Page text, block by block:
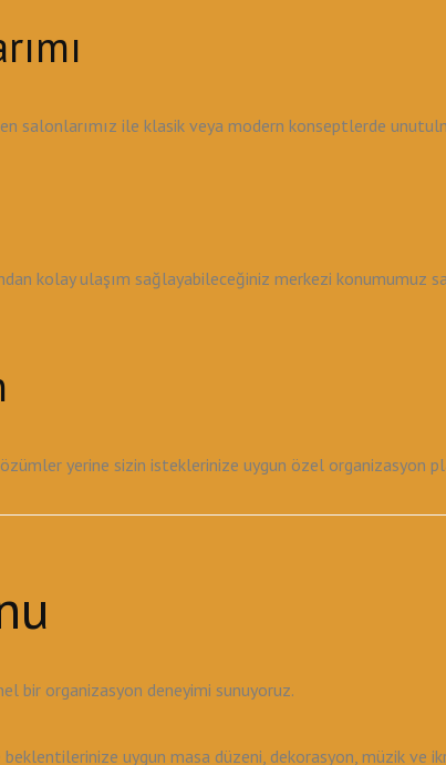
salonlarımız ile klasik veya modern konseptlerde
kolay ulaşım sağlayabileceğiniz merkezi konumumuz
yerine sizin isteklerinize uygun özel organizasyon
bir organizasyon deneyimi sunuyoruz.
uygun masa düzeni, dekorasyon, müzik ve